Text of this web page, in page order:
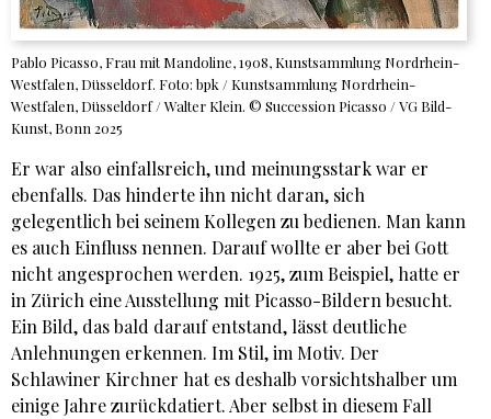
Pablo Picasso, Frau mit Mandoline, 1908, Kunstsammlung Nordrhein-
Westfalen, Düsseldorf. Foto: bpk / Kunstsammlung Nordrhein-
Westfalen, Düsseldorf / Walter Klein. © Succession Picasso / VG Bild-
Kunst, Bonn 2025
Er war also einfallsreich, und meinungsstark war er
ebenfalls. Das hinderte ihn nicht daran, sich
gelegentlich bei seinem Kollegen zu bedienen. Man kann
es auch Einfluss nennen. Darauf wollte er aber bei Gott
nicht angesprochen werden. 1925, zum Beispiel, hatte er
in Zürich eine Ausstellung mit Picasso-Bildern besucht.
Ein Bild, das bald darauf entstand, lässt deutliche
Anlehnungen erkennen. Im Stil, im Motiv. Der
Schlawiner Kirchner hat es deshalb vorsichtshalber um
einige Jahre zurückdatiert. Aber selbst in diesem Fall